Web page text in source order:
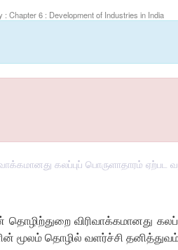
: Chapter 6 : Development of Industries in India
கலப்புப் பொருளாதாரம் ஏற்பட
விரிவாக்கமானது
மூலம் தொழில் வளர்ச்சி தனித்துவம்